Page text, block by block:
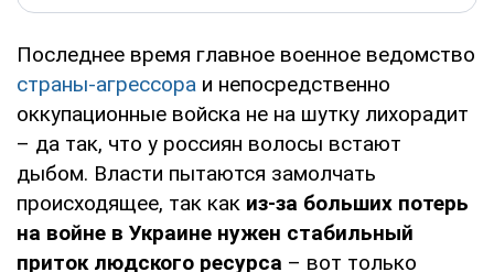
Последнее время главное военное ведомство
страны-агрессора и непосредственно
оккупационные войска не на шутку лихорадит
– да так, что у россиян волосы встают
дыбом. Власти пытаются замолчать
происходящее, так как из-за больших потерь
на войне в Украине нужен стабильный
приток людского ресурса – вот только